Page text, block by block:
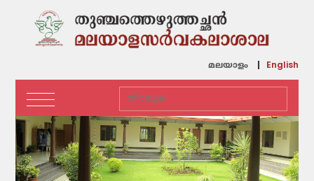
മലയാളം English